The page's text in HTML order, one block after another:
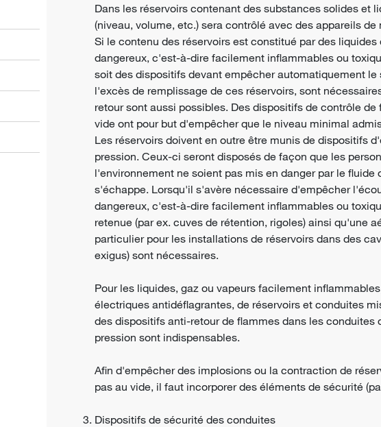
Dans les réservoirs contenant des substances solides et
(niveau, volume, etc.) sera contrôlé avec des appareils de
Si le contenu des réservoirs est constitué par des liquides
dangereux, c'est-à-dire facilement inflammables ou
soit des dispositifs devant empêcher automatiquement le
l'excès de remplissage de ces réservoirs, sont
retour sont aussi possibles. Des dispositifs de contrôle
vide ont pour but d'empêcher que le niveau minimal
Les réservoirs doivent en outre être munis de dispositifs
pression. Ceux-ci seront disposés de façon que les
l'environnement ne soient pas mis en danger par le fluide
s'échappe. Lorsqu'il s'avère nécessaire d'empêcher
dangereux, c'est-à-dire facilement inflammables ou
retenue (par ex. cuves de rétention, rigoles) ainsi qu'une
particulier pour les installations de réservoirs dans des
exigus) sont nécessaires.
Pour les liquides, gaz ou vapeurs facilement
électriques antidéflagrantes, de réservoirs et conduites
des dispositifs anti-retour de flammes dans les conduites
pression sont indispensables.
Afin d'empêcher des implosions ou la contraction de
pas au vide, il faut incorporer des éléments de sécurité
Dispositifs de sécurité des conduites